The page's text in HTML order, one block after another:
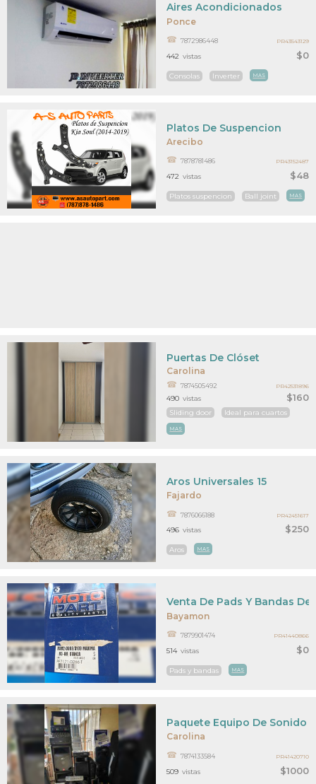
Ponce
$0
Aires Acondicionados
7872986448
Consolas Inverter MAS
442 vistas
PR43543129
Arecibo
$48
Platos De Suspencion
7878781486
Platos suspencion Ball joint MAS
472 vistas
PR43152487
Carolina
$160
Puertas De Clóset
7874505492
Sliding door Ideal para cuartos
MAS
490 vistas
PR42531896
Fajardo
$250
Aros Universales 15
7876066188
Aros MAS
496 vistas
PR42451617
Bayamon
$0
Venta De Pads Y Bandas De
7879901474
Pads y bandas MAS
514 vistas
PR41440866
Carolina
$1000
Paquete Equipo De Sonido
7874133584
509 vistas
PR41420710